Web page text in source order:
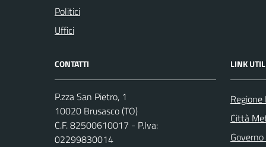
Politici
Uffici
CONTATTI
P.zza San Pietro, 1
10020 Brusasco (TO)
C.F. 82500610017 - P.Iva:
02299830014
LINK
Città